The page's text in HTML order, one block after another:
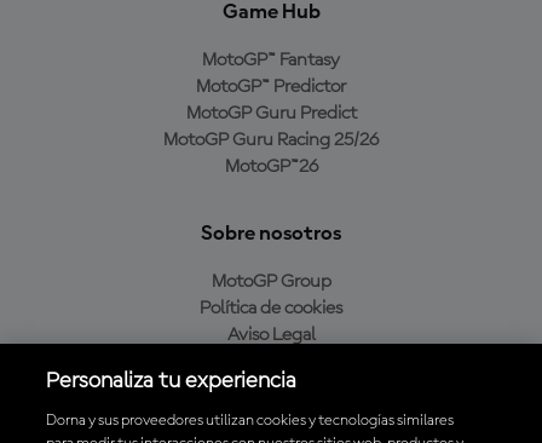
Game Hub
MotoGP™ Fantasy
MotoGP™ Predictor
MotoGP Guru Predict
MotoGP Guru Racing 25/26
MotoGP™26
Sobre nosotros
MotoGP Group
Política de cookies
Aviso Legal
Política de compra
Personaliza tu experiencia
Dorna y sus proveedores utilizan cookies y tecnologías similares